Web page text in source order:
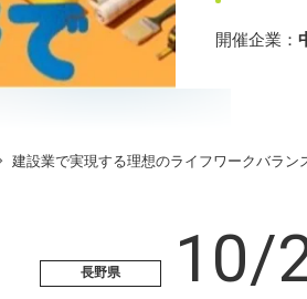
開催企業：
建設業で実現する理想のライフワークバラ
長野県 10/